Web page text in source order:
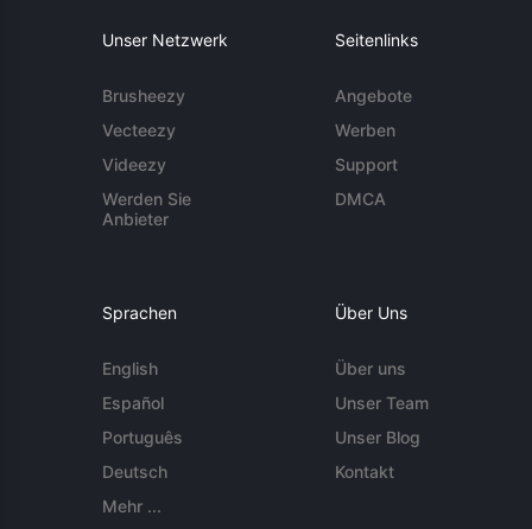
Unser Netzwerk
Brusheezy
Vecteezy
Videezy
Werden Sie
Anbieter
Seitenlinks
Angebote
Werben
Support
DMCA
Sprachen
English
Español
Português
Deutsch
Mehr ...
Über Uns
Über uns
Unser Team
Unser Blog
Kontakt